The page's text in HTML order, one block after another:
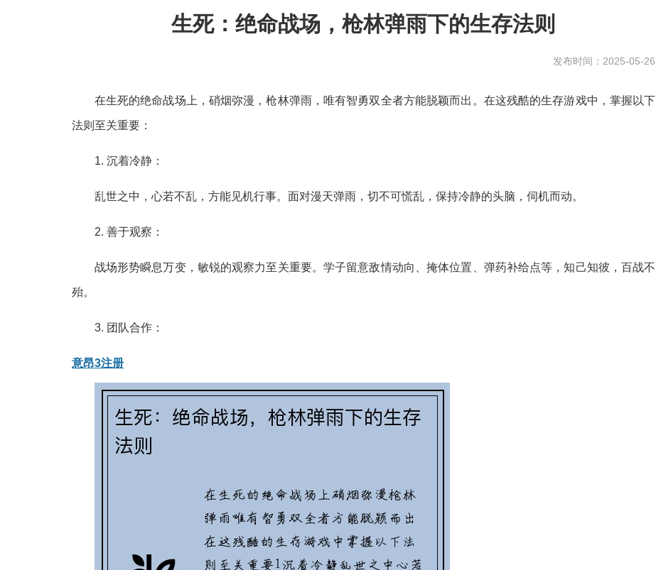
生死：绝命战场，枪林弹雨下的生存法则
发布时间：2025-05-26
在生死的绝命战场上，硝烟弥漫，枪林弹雨，唯有智勇双全者方能脱颖而出。在这残酷的生存游戏中，掌握以下
法则至关重要：
1. 沉着冷静：
乱世之中，心若不乱，方能见机行事。面对漫天弹雨，切不可慌乱，保持冷静的头脑，伺机而动。
2. 善于观察：
战场形势瞬息万变，敏锐的观察力至关重要。学子留意敌情动向、掩体位置、弹药补给点等，知己知彼，百战不
殆。
3. 团队合作：
意昂3注册